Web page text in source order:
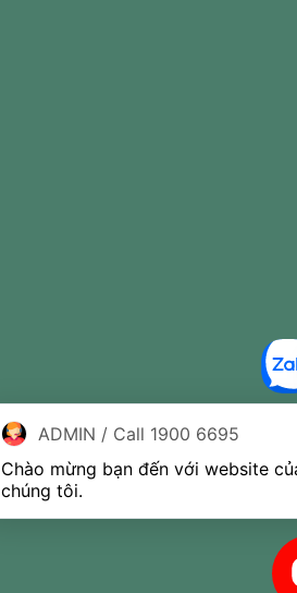
ADMIN / Call 1900 6695
Chào mừng bạn đến với website
chúng tôi.